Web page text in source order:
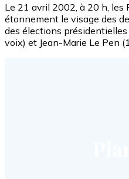
Le 21 avril 2002, à 20 h, les
étonnement le visage des
des élections présidentielles
voix) et Jean-Marie Le Pen